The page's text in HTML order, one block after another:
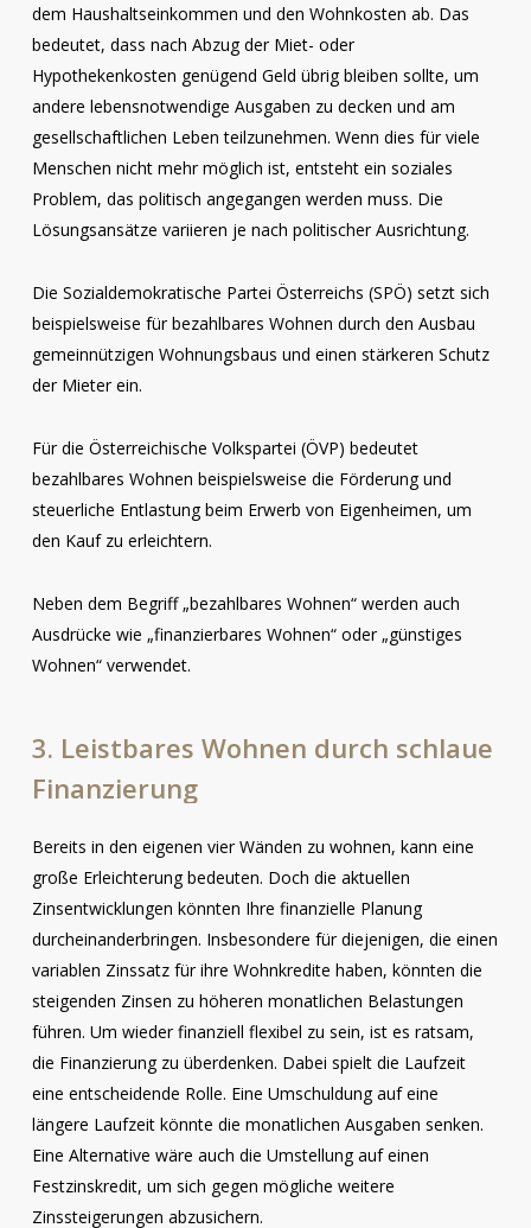
dem Haushaltseinkommen und den Wohnkosten ab. Das
bedeutet, dass nach Abzug der Miet- oder
Hypothekenkosten genügend Geld übrig bleiben sollte, um
andere lebensnotwendige Ausgaben zu decken und am
gesellschaftlichen Leben teilzunehmen. Wenn dies für viele
Menschen nicht mehr möglich ist, entsteht ein soziales
Problem, das politisch angegangen werden muss. Die
Lösungsansätze variieren je nach politischer Ausrichtung.
Die Sozialdemokratische Partei Österreichs (SPÖ) setzt sich
beispielsweise für bezahlbares Wohnen durch den Ausbau
gemeinnützigen Wohnungsbaus und einen stärkeren Schutz
der Mieter ein.
Für die Österreichische Volkspartei (ÖVP) bedeutet
bezahlbares Wohnen beispielsweise die Förderung und
steuerliche Entlastung beim Erwerb von Eigenheimen, um
den Kauf zu erleichtern.
Neben dem Begriff „bezahlbares Wohnen“ werden auch
Ausdrücke wie „finanzierbares Wohnen“ oder „günstiges
Wohnen“ verwendet.
3. Leistbares Wohnen durch schlaue
Finanzierung
Bereits in den eigenen vier Wänden zu wohnen, kann eine
große Erleichterung bedeuten. Doch die aktuellen
Zinsentwicklungen könnten Ihre finanzielle Planung
durcheinanderbringen. Insbesondere für diejenigen, die einen
variablen Zinssatz für ihre Wohnkredite haben, könnten die
steigenden Zinsen zu höheren monatlichen Belastungen
führen. Um wieder finanziell flexibel zu sein, ist es ratsam,
die Finanzierung zu überdenken. Dabei spielt die Laufzeit
eine entscheidende Rolle. Eine Umschuldung auf eine
längere Laufzeit könnte die monatlichen Ausgaben senken.
Eine Alternative wäre auch die Umstellung auf einen
Festzinskredit, um sich gegen mögliche weitere
Zinssteigerungen abzusichern.